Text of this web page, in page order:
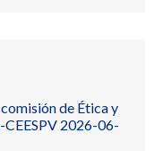
de Ética y
2026-06-